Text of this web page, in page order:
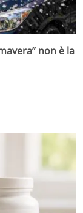
non è la